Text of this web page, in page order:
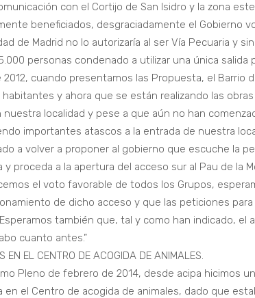
con el Cortijo de San Isidro y la zona
beneficiados, desgraciadamente el Gobierno
de Madrid no lo autorizaría al ser Vía Pecuaria y
personas condenado a utilizar una única salida
2012, cuando presentamos las Propuesta, el Barrio
habitantes y ahora que se están realizando las
nuestra localidad y pese a que aún no han
importantes atascos a la entrada de nuestra
a volver a proponer al gobierno que escuche la
y proceda a la apertura del acceso sur al Pau de la
el voto favorable de todos los Grupos,
de dicho acceso y que las peticiones
también que, tal y como han indicado, el
cuanto antes.”
EN EL CENTRO DE ACOGIDA DE ANIMALES.
Pleno de febrero de 2014, desde acipa hicimos
en el Centro de acogida de animales, dado que